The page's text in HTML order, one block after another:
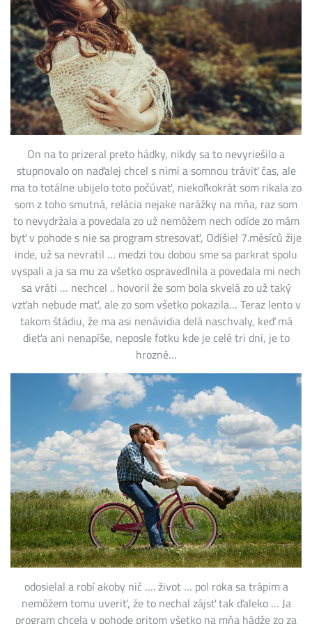
On na to prizeral preto hádky, nikdy sa to nevyriešilo a
stupnovalo on naďalej chcel s nimi a somnou tráviť čas, ale
ma to totálne ubijelo toto počúvať, niekoľkokrát som rikala zo
som z toho smutná, relácia nejake narážky na mňa, raz som
to nevydržala a povedala zo už nemôžem nech odíde zo mám
byť v pohode s nie sa program stresovať, Odišiel 7.měsíců žije
inde, už sa nevratil … medzi tou dobou sme sa parkrat spolu
vyspali a ja sa mu za všetko ospravedlnila a povedala mi nech
sa vráti … nechcel .. hovoril že som bola skvelá zo už taký
vzťah nebude mať, ale zo som všetko pokazila… Teraz lento v
takom štádiu, že ma asi nenávidia delá naschvaly, keď má
dieťa ani nenapíše, neposle fotku kde je celé tri dni, je to
hrozné…
odosielal a robí akoby nič …. život … pol roka sa trápim a
nemôžem tomu uveriť, že to nechal zájsť tak ďaleko … Ja
program chcela v pohode pritom všetko na mňa hádže zo za